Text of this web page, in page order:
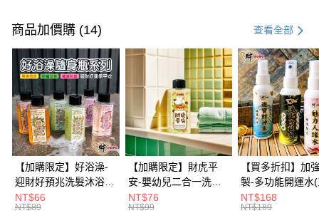
信用卡一次付款
信用卡分期付款
3 期 0 利率 每期NT$296 21家銀行
合作金庫商業銀行
第一商業銀行
華南商業銀行
彰化商業銀行
上海商業儲蓄銀行
台北富邦商業銀行
國泰世華商業銀行
兆豐國際商業銀行
臺灣中小企業銀行
台中商業銀行
匯豐（台灣）商業銀行
華泰商業銀行
聯邦商業銀行
遠東國際商業銀行
元大商業銀行
6 期 0 利率 每期NT$148 21家銀行
合作金庫商業銀行
第一商業銀行
華南商業銀行
彰化商業銀行
上海商業儲蓄銀行
台北富邦商業銀行
國泰世華商業銀行
兆豐國際商業銀行
臺灣中小企業銀行
台中商業銀行
匯豐（台灣）商業銀行
聯邦商業銀行
12 期 0 利率 每期NT$74 21家銀行
合作金庫商業銀行
第一商業銀行
華南商業銀行
彰化商業銀行
上海商業儲蓄銀行
台北富邦商業銀行
國泰世華商業銀行
兆豐國際商業銀行
臺灣中小企業銀行
超商取貨付款
LINE Pay
Apple Pay
商品加價購 (14) 查看全部
【加購限定】好浴澡-
迎財好預兆洗髮沐浴露
60ml(六款任選)【財神
小舖】PIF 財神嚴選，
NT$66
NT$89
【加購限定】財虎平
安-嬰幼兒二合一洗髮
沐浴露60ml《財神小
舖》【BABY-0601】
NT$76
NT$99
【買多折扣】加
製-多功能開運水
任選)《大師特製
《含開光》財神
NT$168
NT$189